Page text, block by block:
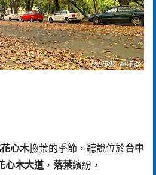
心木換葉的季節，聽說位於台中
心木大道 ， 落葉繽紛，